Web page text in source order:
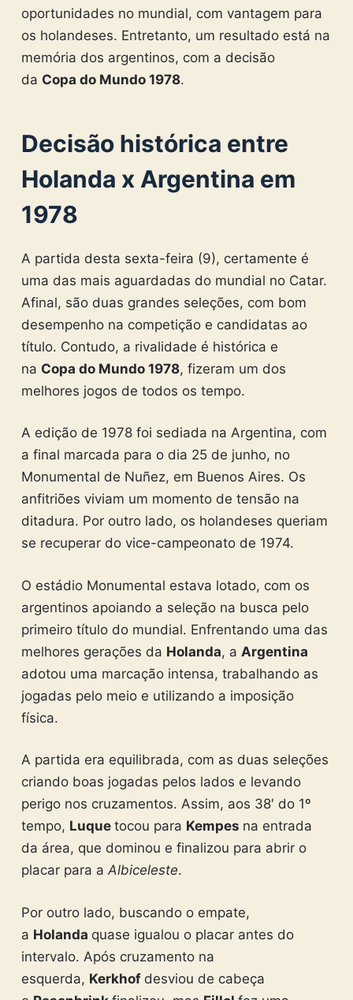
oportunidades no mundial, com vantagem para
os holandeses. Entretanto, um resultado está na
memória dos argentinos, com a decisão
da Copa do Mundo 1978.
Decisão histórica entre
Holanda x Argentina em
1978
A partida desta sexta-feira (9), certamente é
uma das mais aguardadas do mundial no Catar.
Afinal, são duas grandes seleções, com bom
desempenho na competição e candidatas ao
título. Contudo, a rivalidade é histórica e
na Copa do Mundo 1978, fizeram um dos
melhores jogos de todos os tempo.
A edição de 1978 foi sediada na Argentina, com
a final marcada para o dia 25 de junho, no
Monumental de Nuñez, em Buenos Aires. Os
anfitriões viviam um momento de tensão na
ditadura. Por outro lado, os holandeses queriam
se recuperar do vice-campeonato de 1974.
O estádio Monumental estava lotado, com os
argentinos apoiando a seleção na busca pelo
primeiro título do mundial. Enfrentando uma das
melhores gerações da Holanda, a Argentina
adotou uma marcação intensa, trabalhando as
jogadas pelo meio e utilizando a imposição
física.
A partida era equilibrada, com as duas seleções
criando boas jogadas pelos lados e levando
perigo nos cruzamentos. Assim, aos 38′ do 1º
tempo, Luque tocou para Kempes na entrada
da área, que dominou e finalizou para abrir o
placar para a Albiceleste.
Por outro lado, buscando o empate,
a Holanda quase igualou o placar antes do
intervalo. Após cruzamento na
esquerda, Kerkhof desviou de cabeça